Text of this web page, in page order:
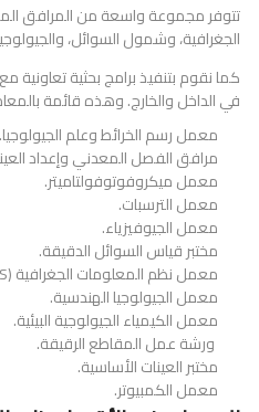
تتوفر مجموعة واسعة من المرافق
الجغرافية، وشمول السوائل،
كما نقوم بتنفيذ برامج بحثية
في الداخل والخارج. وهذه قائمة
معمل رسم الخرائط وعلم الجيولوجيا.
مرافق الفصل المعدني وإعداد
معمل ميكروفوتوفولتاميتر.
معمل الترسبات.
معمل الجيوفيزياء.
مختبر قياس السوائل الدقيقة.
معمل نظم المعلومات الجغرافية (GIS).
معمل الجيولوجيا الهندسية.
معمل الكيمياء الجيولوجية البيئية.
ورشة عمل المقاطع الرقيقة.
مختبر العينات الأساسية.
معمل الكمبيوتر.